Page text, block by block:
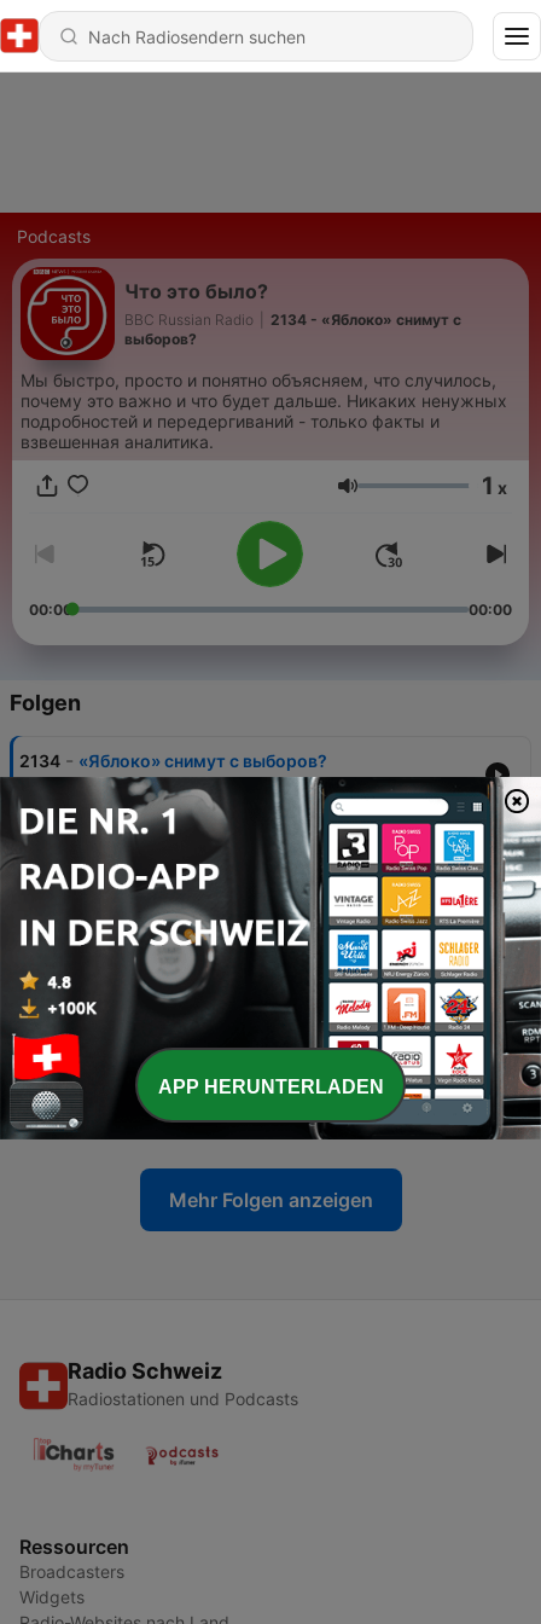
Podcasts
Что это было?
BBC Russian Radio
2134 - «Яблоко» снимут с
выборов?
Мы быстро, просто и понятно объясняем, что случилось,
почему это важно и что будет дальше. Никаких ненужных
подробностей и передергиваний - только факты и
взвешенная аналитика.
Lautstärke 1 x
00:00 00:00
Folgen
2134 - «Яблоко» снимут с выборов?
07 Aug. 2026
2133 - Как ищут пропавших после оккупации Суджи?
06 Aug. 2026
2132 - Удары по Wildberries, НПЗ и танкерам. Чего
добилась Украина «операцией влияния»?
2131 - Засуха и пожары в Европе. Будет хуже?
04 Aug. 2026
2130 - Как Крым живет без света и воды?
03 Aug. 2026
Mehr Folgen anzeigen
Radio Schweiz
Radiostationen und Podcasts
Ressourcen
Broadcasters
Widgets
APP HERUNTERLADEN